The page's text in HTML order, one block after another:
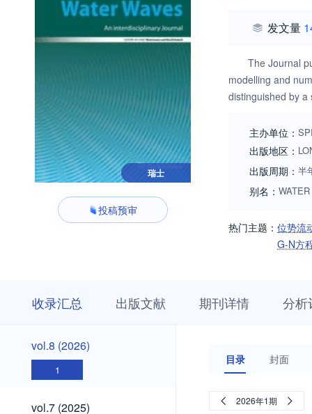
瑞士
投稿预审
发文量
The Journal
modelling and
distinguished by
welcome.
主办单位：
出版地区：
出版周期： 半
别名：
热门主题： 位势流
G-N方
收录汇总 出版文献 期刊详情 分析
vol.8
(2026)
vol.8 (2026)
1
vol.7
vol.7 (2025)
目录 封面
2026年1期